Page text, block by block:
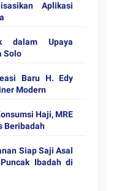
Aplikasi
dalam Upaya
Solo
Baru H. Edy
Modern
Haji, MRE
Beribadah
Siap Saji Asal
Ibadah di